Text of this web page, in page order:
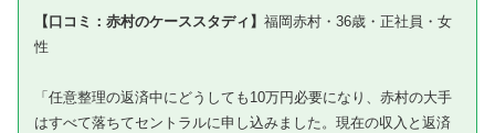
【口コミ：赤村のケーススタディ】 福岡赤村・36歳・正社員・女
性
「任意整理の返済中にどうしても10万円必要になり、赤村の大手
はすべて落ちてセントラルに申し込みました。現在の収入と返済